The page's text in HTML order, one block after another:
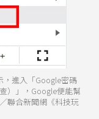
，進入「Google密碼
）」，Google便能幫
聯合新聞網《科技玩